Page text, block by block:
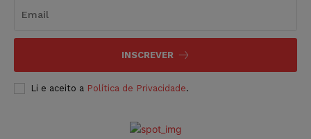
INSCREVER
Li e aceito a Política de Privacidade.